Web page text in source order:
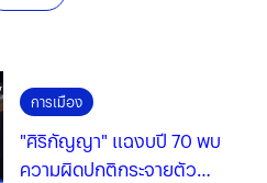
การเมือง
"ศิริกัญญา" แฉงบปี 70 พบ
ความผิดปกติกระจายตัว